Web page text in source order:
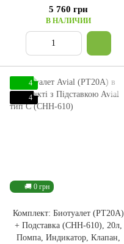
5 760 грн
В НАЛИЧИИ
🚚 0 грн
4
4
Комплект: Биотуалет (PT20A)
+ Подставка (CHH-610), 20л,
Помпа, Индикатор, Клапан,